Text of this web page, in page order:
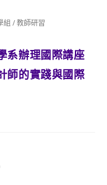
組 /教師研習
系辦理國際講座
師的實踐與國際